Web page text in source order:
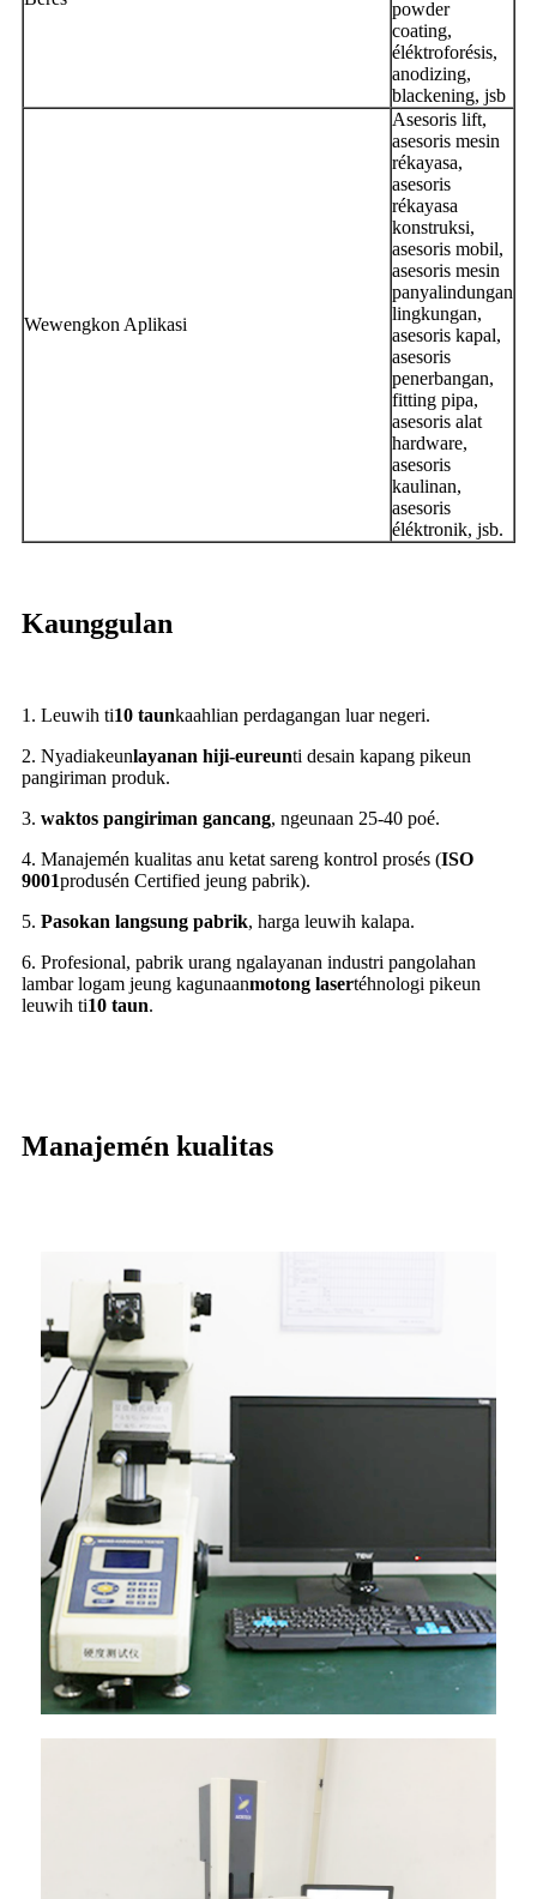
powder
coating,
éléktroforésis,
anodizing,
blackening, jsb
Wewengkon Aplikasi
Asesoris lift,
asesoris mesin
rékayasa,
asesoris
rékayasa
konstruksi,
asesoris mobil,
asesoris mesin
panyalindungan
lingkungan,
asesoris kapal,
asesoris
penerbangan,
fitting pipa,
asesoris alat
hardware,
asesoris
kaulinan,
asesoris
éléktronik, jsb.
Kaunggulan
1. Leuwih ti10 taunkaahlian perdagangan luar negeri.
2. Nyadiakeunlayanan hiji-eureunti desain kapang pikeun
pangiriman produk.
3. waktos pangiriman gancang, ngeunaan 25-40 poé.
4. Manajemén kualitas anu ketat sareng kontrol prosés (ISO
9001produsén Certified jeung pabrik).
5. Pasokan langsung pabrik, harga leuwih kalapa.
6. Profesional, pabrik urang ngalayanan industri pangolahan
lambar logam jeung kagunaanmotong lasertéhnologi pikeun
leuwih ti10 taun.
Manajemén kualitas